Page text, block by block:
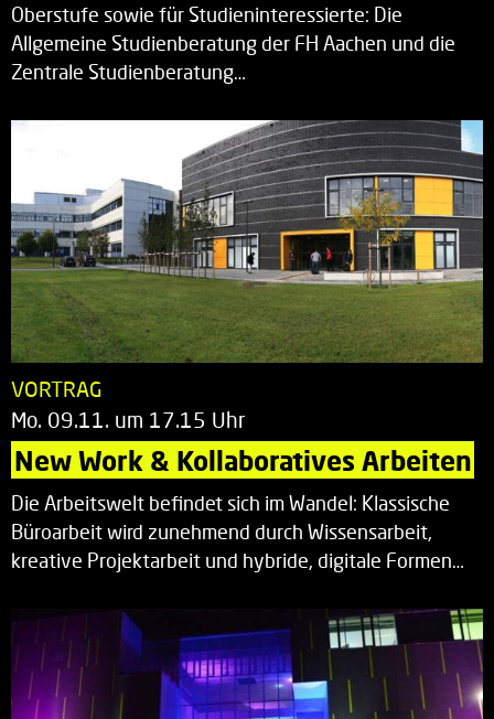
Oberstufe sowie für Studieninteressierte: Die
Allgemeine Studienberatung der FH Aachen und die
Zentrale Studienberatung…
VORTRAG
Mo. 09.11. um 17.15 Uhr
New Work & Kollaboratives Arbeiten
Die Arbeitswelt befindet sich im Wandel: Klassische
Büroarbeit wird zunehmend durch Wissensarbeit,
kreative Projektarbeit und hybride, digitale Formen…